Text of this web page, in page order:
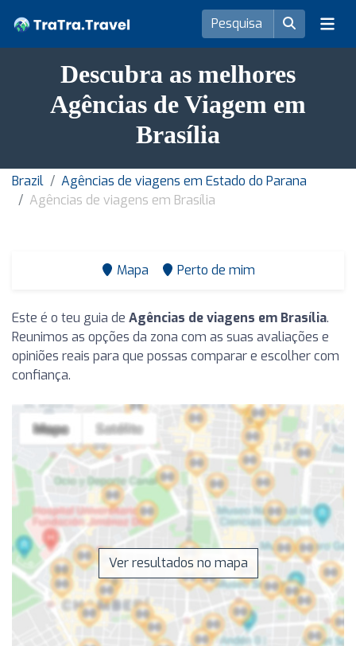
Descubra as melhores
Agências de Viagem em
Brasília
Brazil
Agências de viagens em Estado do Parana
Agências de viagens em Brasília
Mapa Perto de mim
Este é o teu guia de Agências de viagens em Brasília.
Reunimos as opções da zona com as suas avaliações e
opiniões reais para que possas comparar e escolher com
confiança.
Ver resultados no mapa